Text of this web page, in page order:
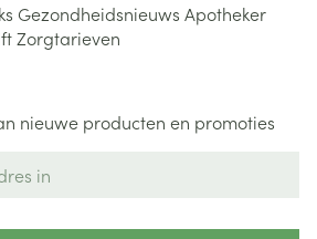
Gezondheidsnieuws Apotheker
Zorgtarieven
nieuwe producten en promoties